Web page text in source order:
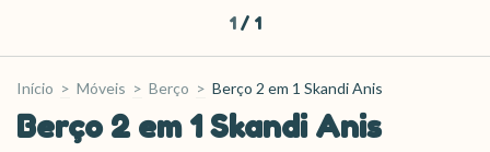
1 / 1
Início > Móveis > Berço > Berço 2 em 1 Skandi Anis
Berço 2 em 1 Skandi Anis